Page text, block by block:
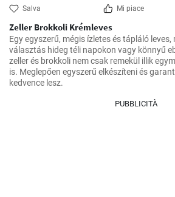
Salva Mi piace
Zeller Brokkoli Krémleves
Egy egyszerű, mégis ízletes és tápláló leves,
választás hideg téli napokon vagy könnyű
zeller és brokkoli nem csak remekül illik
is. Meglepően egyszerű elkészíteni és
kedvence lesz.
PUBBLICITÀ